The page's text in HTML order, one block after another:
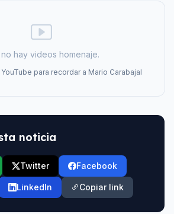
no hay videos homenaje.
para recordar a Mario Carabajal
noticia
Twitter Facebook
LinkedIn Copiar link